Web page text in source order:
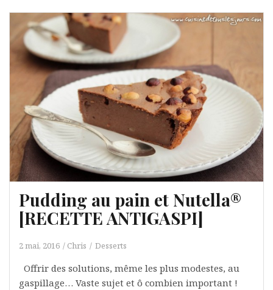
Pudding au pain et Nutella®
[RECETTE ANTIGASPI]
2 mai, 2016 Chris Desserts
Offrir des solutions, même les plus modestes, au
gaspillage… Vaste sujet et ô combien important !